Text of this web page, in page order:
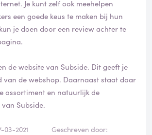
Je kunt zelf ook meehelpen
een goede keus te maken bij hun
je doen door een review achter te
de website van Subside. Dit geeft je
van de webshop. Daarnaast staat daar
assortiment en natuurlijk de
Subside.
03-2021
Geschreven door: